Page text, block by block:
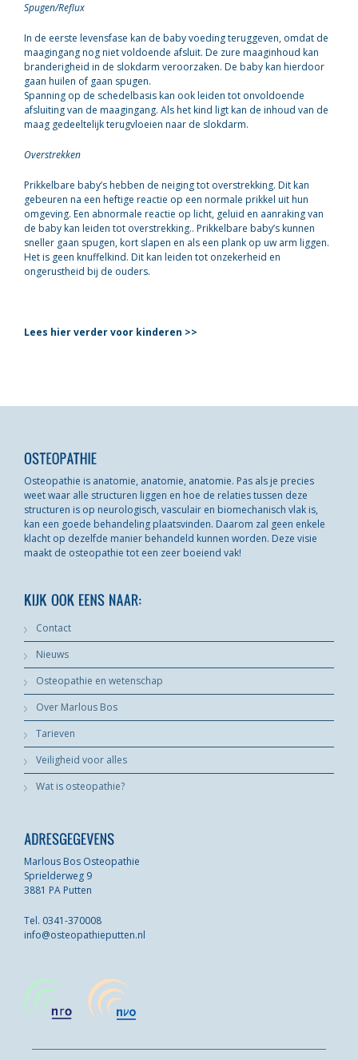
Spugen/Reflux
In de eerste levensfase kan de baby voeding teruggeven, omdat de
maagingang nog niet voldoende afsluit. De zure maaginhoud kan
branderigheid in de slokdarm veroorzaken. De baby kan hierdoor
gaan huilen of gaan spugen.
Spanning op de schedelbasis kan ook leiden tot onvoldoende
afsluiting van de maagingang. Als het kind ligt kan de inhoud van de
maag gedeeltelijk terugvloeien naar de slokdarm.
Overstrekken
Prikkelbare baby’s hebben de neiging tot overstrekking. Dit kan
gebeuren na een heftige reactie op een normale prikkel uit hun
omgeving. Een abnormale reactie op licht, geluid en aanraking van
de baby kan leiden tot overstrekking.. Prikkelbare baby’s kunnen
sneller gaan spugen, kort slapen en als een plank op uw arm liggen.
Het is geen knuffelkind. Dit kan leiden tot onzekerheid en
ongerustheid bij de ouders.
Lees hier verder voor kinderen >>
Osteopathie is anatomie, anatomie, anatomie. Pas als je precies
weet waar alle structuren liggen en hoe de relaties tussen deze
structuren is op neurologisch, vasculair en biomechanisch vlak is,
kan een goede behandeling plaatsvinden. Daarom zal geen enkele
klacht op dezelfde manier behandeld kunnen worden. Deze visie
maakt de osteopathie tot een zeer boeiend vak!
Contact
Nieuws
Osteopathie en wetenschap
Over Marlous Bos
Tarieven
Veiligheid voor alles
Wat is osteopathie?
Marlous Bos Osteopathie
Sprielderweg 9
3881 PA Putten
Tel. 0341-370008
info@osteopathieputten.nl